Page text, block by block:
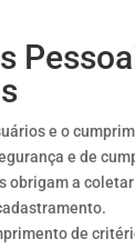
e o
e de
obrigam a
de